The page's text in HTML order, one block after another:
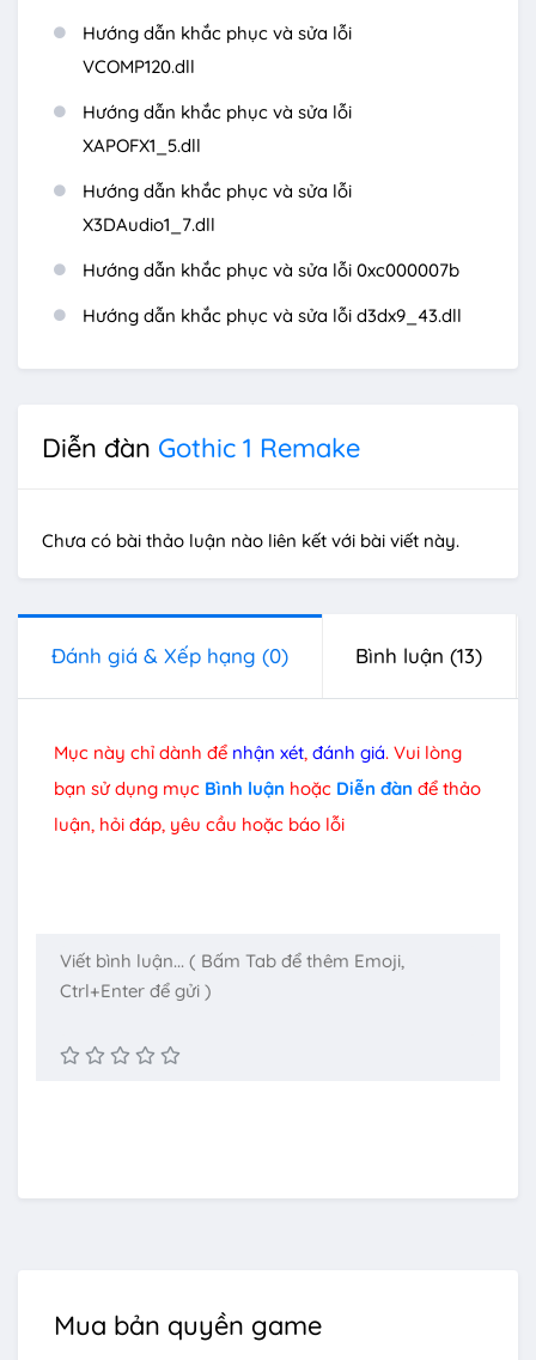
Hướng dẫn khắc phục và sửa lỗi
VCOMP120.dll
Hướng dẫn khắc phục và sửa lỗi
XAPOFX1_5.dll
Hướng dẫn khắc phục và sửa lỗi
X3DAudio1_7.dll
Hướng dẫn khắc phục và sửa lỗi 0xc000007b
Hướng dẫn khắc phục và sửa lỗi d3dx9_43.dll
Diễn đàn Gothic 1 Remake
Chưa có bài thảo luận nào liên kết với bài viết này.
Đánh giá & Xếp hạng (0) Bình luận (13)
Mục này chỉ dành để nhận xét, đánh giá. Vui lòng
bạn sử dụng mục Bình luận hoặc Diễn đàn để thảo
luận, hỏi đáp, yêu cầu hoặc báo lỗi
Mua bản quyền game